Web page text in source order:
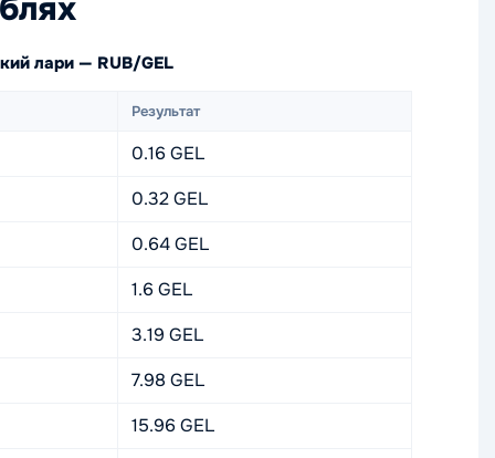
лари — RUB/GEL
Результат
0.16 GEL
0.32 GEL
0.64 GEL
1.6 GEL
3.19 GEL
7.98 GEL
15.96 GEL